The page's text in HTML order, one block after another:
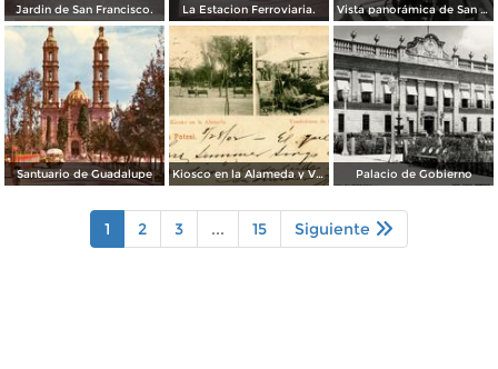
Jardin de San Francisco. La Estacion Ferroviaria. Vista panorámica de San Luis Potosí
Santuario de Guadalupe Kiosco en la Alameda y Vendedores de Frutas Palacio de Gobierno
1 2 3 ... 15 Siguiente